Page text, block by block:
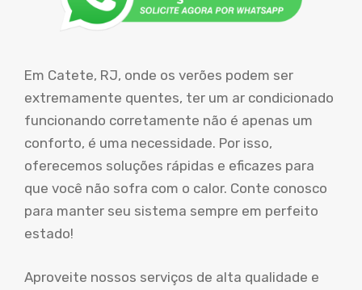
Em Catete, RJ, onde os verões podem ser
extremamente quentes, ter um ar condicionado
funcionando corretamente não é apenas um
conforto, é uma necessidade. Por isso,
oferecemos soluções rápidas e eficazes para
que você não sofra com o calor. Conte conosco
para manter seu sistema sempre em perfeito
estado!
Aproveite nossos serviços de alta qualidade e